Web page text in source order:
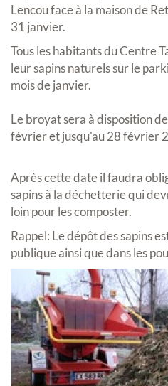
Lencou face à la maison de
31 janvier.
Tous les habitants du Centre
leur sapins naturels sur le
mois de janvier.
Le broyat sera à disposition
février et jusqu'au 28 février
Après cette date il faudra
sapins à la déchetterie qui
loin pour les composter.
Rappel: Le dépôt des sapins
publique ainsi que dans les